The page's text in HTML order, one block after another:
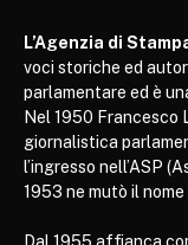
L’Agenzia di
voci storiche ed
parlamentare ed è
Nel 1950 Francesco
giornalistica
l’ingresso nell’ASP
1953 ne mutò il